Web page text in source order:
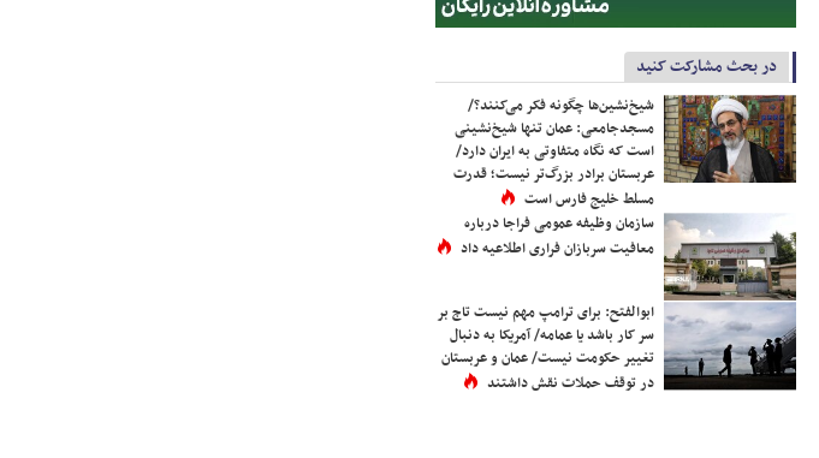
در بحث مشارکت کنید
شیخ‌نشین‌ها چگونه فکر می‌کنند؟/
مسجدجامعی: عمان تنها شیخ‌نشینی
است که نگاه متفاوتی به ایران دارد/
عربستان برادر بزرگ‌تر نیست؛ قدرت
مسلط خلیج فارس است
سازمان وظیفه عمومی فراجا درباره
معافیت سربازان فراری اطلاعیه داد
ابوالفتح: برای ترامپ مهم نیست تاج بر
سر کار باشد یا عمامه/ آمریکا به دنبال
تغییر حکومت نیست/ عمان و عربستان
در توقف حملات نقش داشتند